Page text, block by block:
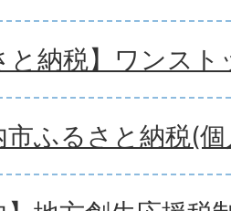
と納税】ワンス
市ふるさと納税(